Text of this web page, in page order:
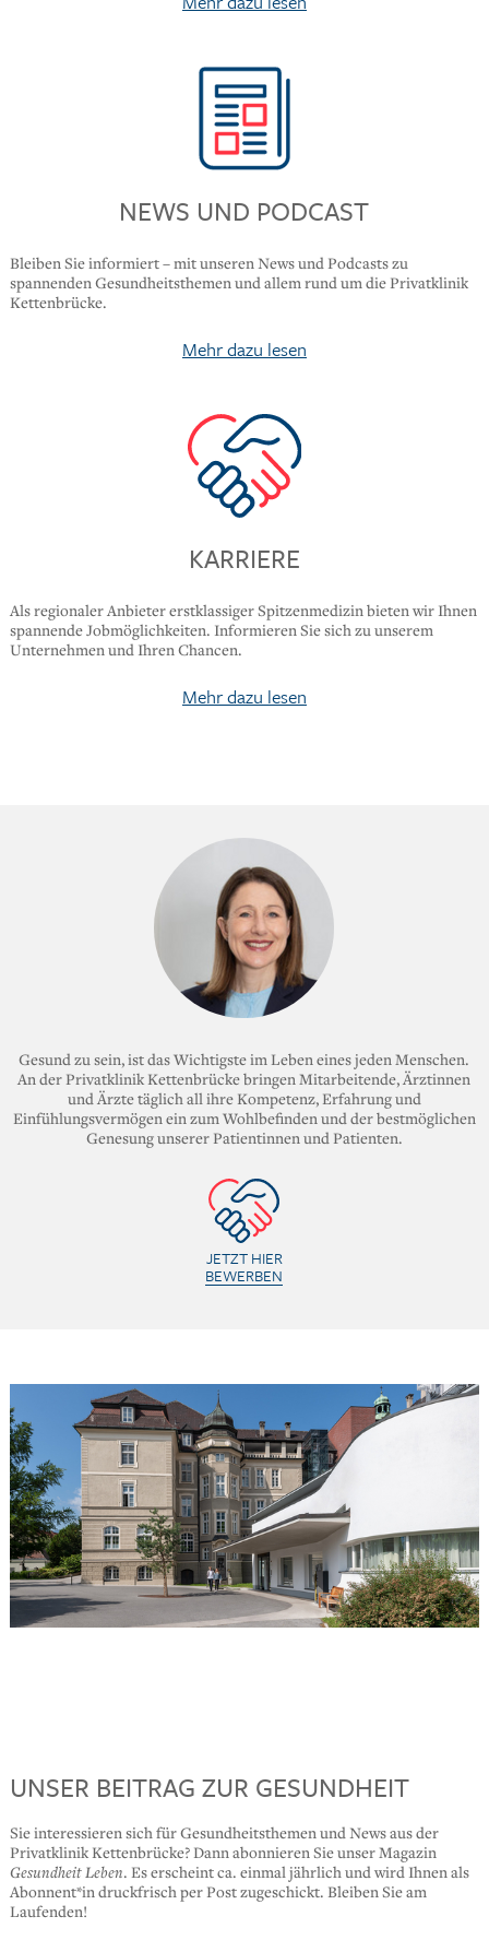
NEWS UND PODCAST
Bleiben Sie informiert – mit unseren News und Podcasts zu
spannenden Gesundheitsthemen und allem rund um die Privatklinik
Kettenbrücke.
Mehr dazu lesen
KARRIERE
Als regionaler Anbieter erstklassiger Spitzenmedizin bieten wir Ihnen
spannende Jobmöglichkeiten. Informieren Sie sich zu unserem
Unternehmen und Ihren Chancen.
Mehr dazu lesen
Gesund zu sein, ist das Wichtigste im Leben eines jeden Menschen.
An der Privatklinik Kettenbrücke bringen Mitarbeitende, Ärztinnen
und Ärzte täglich all ihre Kompetenz, Erfahrung und
Einfühlungsvermögen ein zum Wohlbefinden und der bestmöglichen
Genesung unserer Patientinnen und Patienten.
JETZT HIER
BEWERBEN
UNSER BEITRAG ZUR GESUNDHEIT
Sie interessieren sich für Gesundheitsthemen und News aus der
Privatklinik Kettenbrücke? Dann abonnieren Sie unser Magazin
Gesundheit Leben. Es erscheint ca. einmal jährlich und wird Ihnen als
Abonnent*in druckfrisch per Post zugeschickt. Bleiben Sie am
Laufenden!